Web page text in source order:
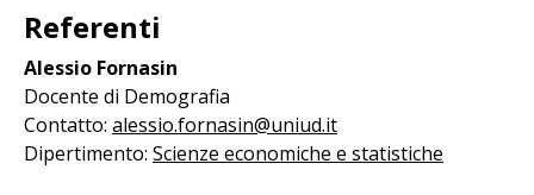
Referenti
Alessio Fornasin
Docente di Demografia
Contatto: alessio.fornasin@uniud.it
Dipertimento: Scienze economiche e statistiche